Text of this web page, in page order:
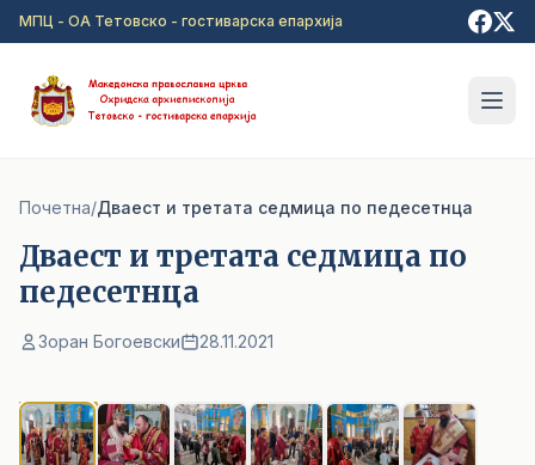
Прејди на главна содржина
МПЦ - ОА Тетовско - гостиварска епархија
Почетна/Дваест и третата седмица по педесетнца
Дваест и третата седмица по
педесетнца
Зоран Богоевски 28.11.2021